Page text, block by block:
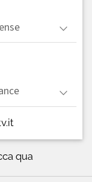
qua